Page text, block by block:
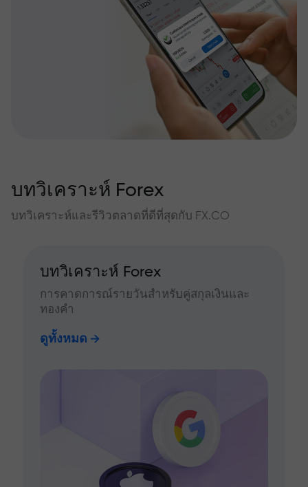
บทวิเคราะห์ Forex
บทวิเคราะห์และรีวิวตลาดที่ดีที่สุดกับ FX.CO
บทวิเคราะห์ Forex
การคาดการณ์รายวันสำหรับคู่สกุลเงินและ
ทองคำ
ดูทั้งหมด